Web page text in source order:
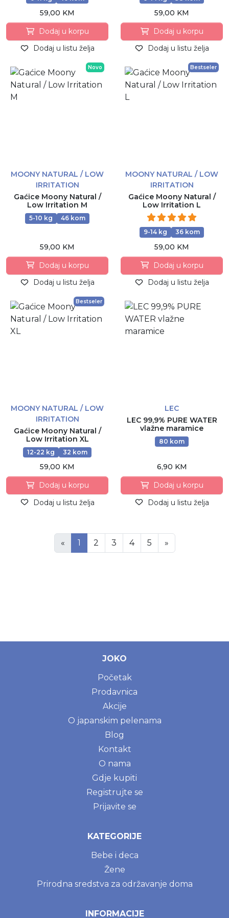
59,00 KM
Dodaj u korpu
Dodaj u listu želja
59,00 KM
Dodaj u korpu
Dodaj u listu želja
Novo
MOONY NATURAL / LOW
IRRITATION
Gaćice Moony Natural /
Low Irritation M
5-10 kg 46 kom
59,00 KM
Dodaj u korpu
Dodaj u listu želja
Bestseler
MOONY NATURAL / LOW
IRRITATION
Gaćice Moony Natural /
Low Irritation L
9-14 kg 36 kom
59,00 KM
Dodaj u korpu
Dodaj u listu želja
Bestseler
MOONY NATURAL / LOW
IRRITATION
Gaćice Moony Natural /
Low Irritation XL
12-22 kg 32 kom
59,00 KM
Dodaj u korpu
Dodaj u listu želja
LEC
LEC 99,9% PURE WATER
vlažne maramice
80 kom
6,90 KM
Dodaj u korpu
Dodaj u listu želja
« 1 2 3 4 5 »
JOKO
Početak
Prodavnica
Akcije
O japanskim pelenama
Blog
Kontakt
O nama
Gdje kupiti
Registrujte se
Prijavite se
KATEGORIJE
Bebe i deca
Žene
Prirodna sredstva za održavanje doma
INFORMACIJE